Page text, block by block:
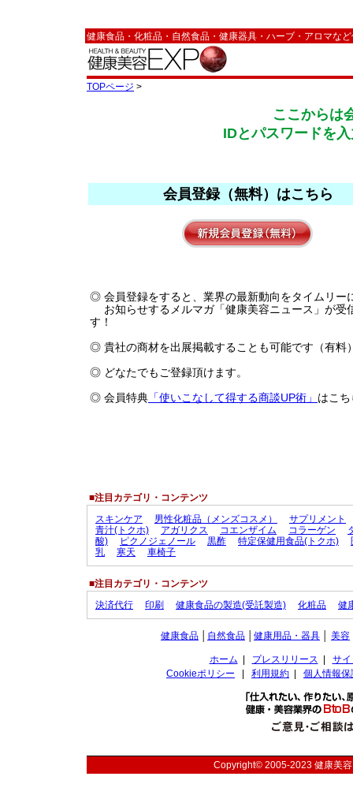
健康食品・化粧品・自然食品・健康器具・ハーブ・アロマな
TOPページ >
ここからは
IDとパスワードを
会員登録（無料）はこちら
◎ 会員登録をすると、業界の最新動向をタイムリー
お知らせするメルマガ「健康美容ニュース」が受
す！
◎ 貴社の商材を出展掲載することも可能です（有料
◎ どなたでもご登録頂けます。
◎ 会員特典 「使いこなして得する商談UP術」 はこち
■注目カテゴリ・コンテンツ
スキンケア
男性化粧品（メンズコスメ）
サプリメント
青汁(トクホ)
アガリクス コエンザイム コラーゲン
酸)
ピクノジェノール 黒酢 特定保健用食品(トクホ)
乳
寒天 車椅子
■注目カテゴリ・コンテンツ
決済代行
印刷 健康食品の製造(受託製造) 化粧品 健
健康食品 自然食品 健康用品・器具 美容
ホーム プレスリリース
サ
Cookieポリシー
利用規約 個人情報
Copyright© 2005-2023 健康美